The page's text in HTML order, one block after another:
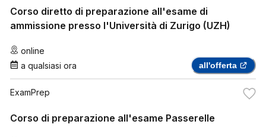
Corso diretto di preparazione all'esame di
ammissione presso l'Università di Zurigo (UZH)
online
a qualsiasi ora
all'offerta
ExamPrep
Corso di preparazione all'esame Passerelle